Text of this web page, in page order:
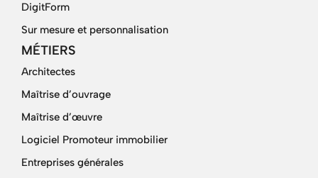
DigitForm
Sur mesure et personnalisation
MÉTIERS
Architectes
Maîtrise d’ouvrage
Maîtrise d’œuvre
Logiciel Promoteur immobilier
Entreprises générales